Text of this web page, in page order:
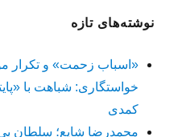
نوشته‌های تازه
«اسباب زحمت» و تکرار
کمدی
محمدرضا شایع؛ سلطان